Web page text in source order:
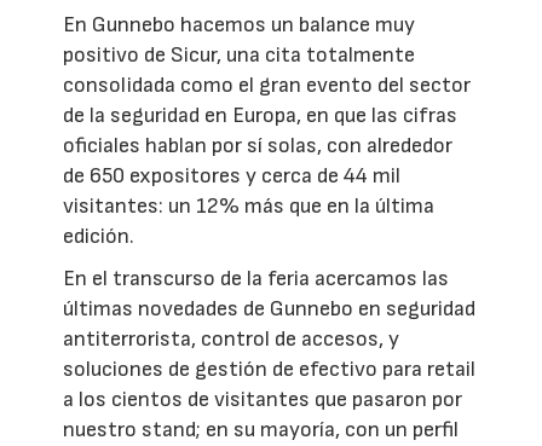
En Gunnebo hacemos un balance muy
positivo de Sicur, una cita totalmente
consolidada como el gran evento del sector
de la seguridad en Europa, en que las cifras
oficiales hablan por sí solas, con alrededor
de 650 expositores y cerca de 44 mil
visitantes: un 12% más que en la última
edición.
En el transcurso de la feria acercamos las
últimas novedades de Gunnebo en seguridad
antiterrorista, control de accesos, y
soluciones de gestión de efectivo para retail
a los cientos de visitantes que pasaron por
nuestro stand; en su mayoría, con un perfil